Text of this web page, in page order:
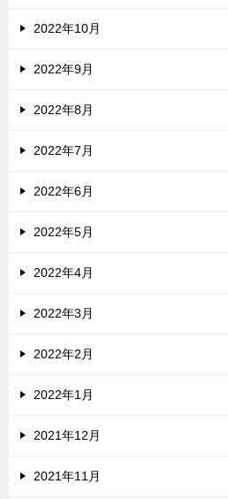
2022年10月
2022年9月
2022年8月
2022年7月
2022年6月
2022年5月
2022年4月
2022年3月
2022年2月
2022年1月
2021年12月
2021年11月